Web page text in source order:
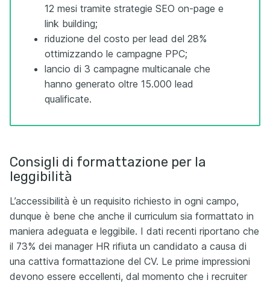
12 mesi tramite strategie SEO on-page e
link building;
riduzione del costo per lead del 28%
ottimizzando le campagne PPC;
lancio di 3 campagne multicanale che
hanno generato oltre 15.000 lead
qualificate.
Consigli di formattazione per la
leggibilità
L’accessibilità è un requisito richiesto in ogni campo,
dunque è bene che anche il curriculum sia formattato in
maniera adeguata e leggibile. I dati recenti riportano che
il 73% dei manager HR rifiuta un candidato a causa di
una cattiva formattazione del CV. Le prime impressioni
devono essere eccellenti, dal momento che i recruiter